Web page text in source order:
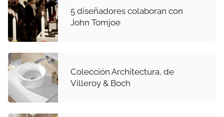
5 diseñadores colaboran con
John Tomjoe
Colección Architectura, de
Villeroy & Boch